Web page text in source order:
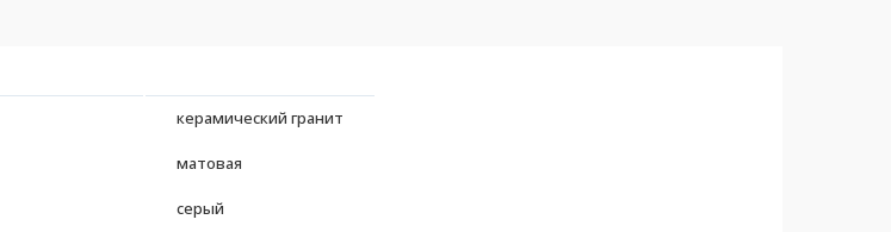
керамический гранит
матовая
серый